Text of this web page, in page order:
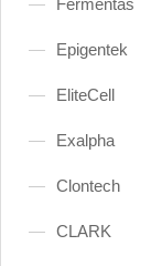
Fermentas
Epigentek
EliteCell
Exalpha
Clontech
CLARK